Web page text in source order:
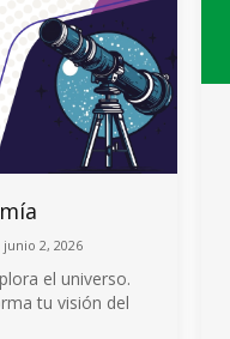
junio 2, 2026
el universo.
tu visión del